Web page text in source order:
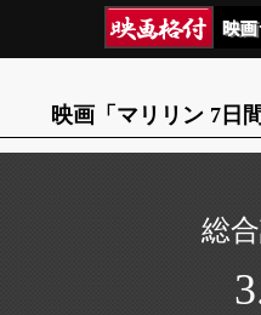
映画「マリリン 7日